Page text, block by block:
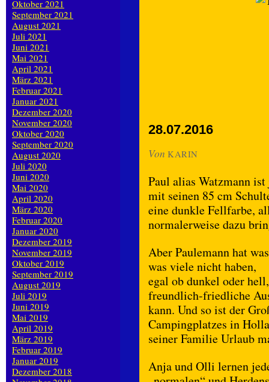
28.07.2016
Von KARIN
Paul alias Watzmann
mit seinen 85 cm
eine dunkle Fellfarbe,
normalerweise dazu
Aber Paulemann hat was
was viele nicht haben,
egal ob dunkel oder
freundlich-friedliche
kann. Und so ist der
Campingplatzes in
seiner Familie Urlaub
Anja und Olli lernen
Oktober 2021
September 2021
August 2021
Juli 2021
Juni 2021
Mai 2021
April 2021
März 2021
Februar 2021
Januar 2021
Dezember 2020
November 2020
Oktober 2020
September 2020
August 2020
Juli 2020
Juni 2020
Mai 2020
April 2020
März 2020
Februar 2020
Januar 2020
Dezember 2019
November 2019
Oktober 2019
September 2019
August 2019
Juli 2019
Juni 2019
Mai 2019
April 2019
März 2019
Februar 2019
Januar 2019
Dezember 2018